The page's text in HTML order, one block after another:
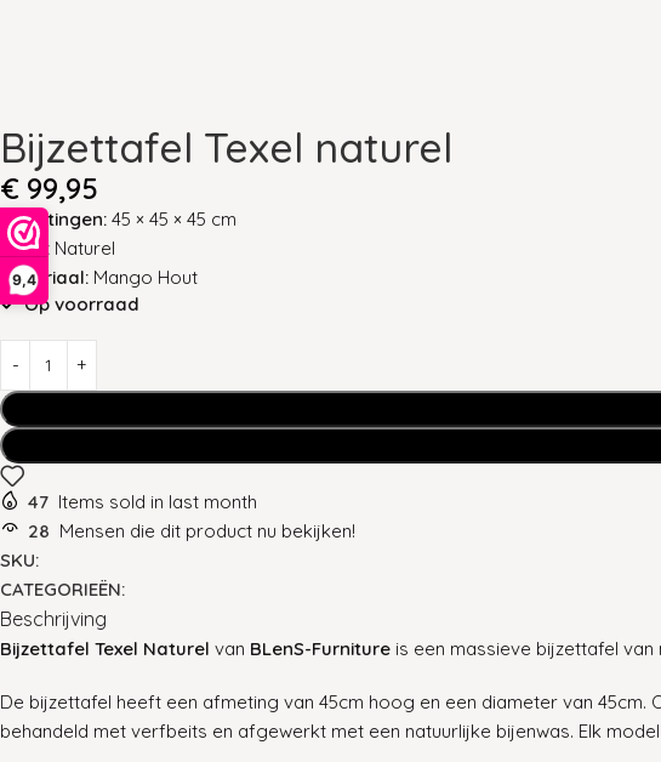
9,4
Bijzettafel Texel naturel
€ 99,95
Afmetingen: 45 × 45 × 45 cm
Kleur: Naturel
Materiaal: Mango Hout
Op voorraad
47 Items sold in last month
28 Mensen die dit product nu bekijken!
SKU:
CATEGORIEËN:
Beschrijving
Bijzettafel Texel Naturel van BLenS-Furniture is een massieve bijzettafel van
De bijzettafel heeft een afmeting van 45cm hoog en een diameter van
behandeld met verfbeits en afgewerkt met een natuurlijke bijenwas. Elk